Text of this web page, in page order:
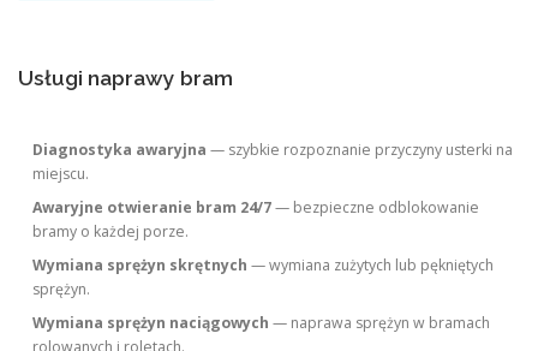
Usługi naprawy bram
Diagnostyka awaryjna — szybkie rozpoznanie przyczyny usterki na
miejscu.
Awaryjne otwieranie bram 24/7— bezpieczne odblokowanie
bramy o każdej porze.
Wymiana sprężyn skrętnych — wymiana zużytych lub pękniętych
sprężyn.
Wymiana sprężyn naciągowych — naprawa sprężyn w bramach
rolowanych i roletach.